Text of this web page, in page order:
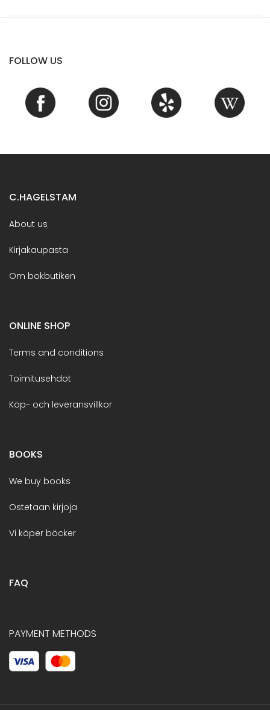
FOLLOW US
C.HAGELSTAM
About us
Kirjakaupasta
Om bokbutiken
ONLINE SHOP
Terms and conditions
Toimitusehdot
Köp- och leveransvillkor
BOOKS
We buy books
Ostetaan kirjoja
Vi köper böcker
FAQ
PAYMENT METHODS